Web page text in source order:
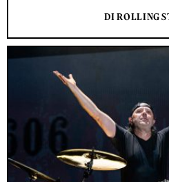
DI ROLLING